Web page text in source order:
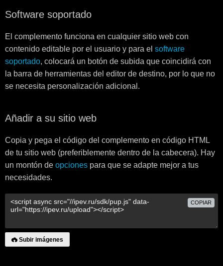
Software soportado
El complemento funciona en cualquier sitio web con
contenido editable por el usuario y para el software
soportado, colocará un botón de subida que coincidirá con
la barra de herramientas del editor de destino, por lo que no
se necesita personalización adicional.
Añadir a su sitio web
Copia y pega el código del complemento en código HTML
de tu sitio web (preferiblemente dentro de la cabecera). Hay
un montón de opciones para que se adapte mejor a tus
necesidades.
COPIAR
Subir imágenes